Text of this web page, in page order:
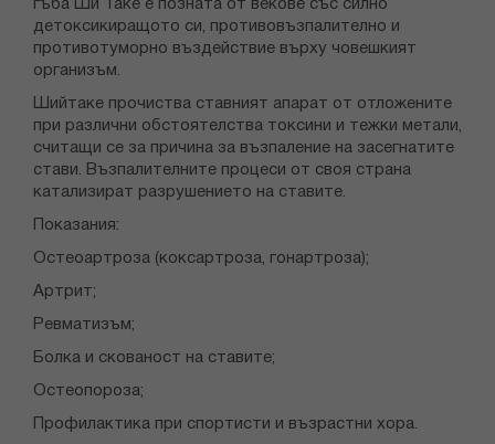
гъба Ши Таке е позната от векове със силно
детоксикиращото си, противовъзпалително и
противотуморно въздействие върху човешкият
организъм.
Шийтаке прочиства ставният апарат от отложените
при различни обстоятелства токсини и тежки метали,
считащи се за причина за възпаление на засегнатите
стави. Възпалителните процеси от своя страна
катализират разрушението на ставите.
Показания:
Остеоартроза (коксартроза, гонартроза);
Артрит;
Ревматизъм;
Болка и скованост на ставите;
Остеопороза;
Профилактика при спортисти и възрастни хора.